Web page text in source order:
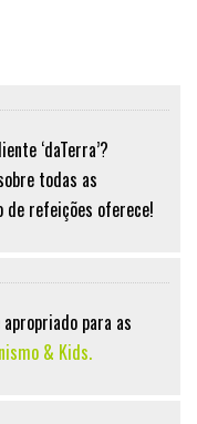
‘daTerra’?
todas as
de refeições oferece!
para as
& Kids.